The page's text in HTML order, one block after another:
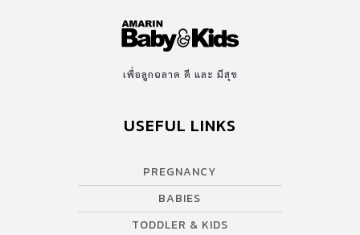
เพื่อลูกฉลาด ดี และ มีสุข
USEFUL LINKS
PREGNANCY
BABIES
TODDLER & KIDS